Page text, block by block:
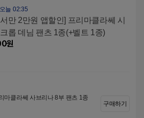
오늘 02:35
만 2만원 앱할인] 프리마클라쎄 시
롭 데님 팬츠 1종(+벨트 1종)
원
마클라쎄 사브리나 8부 팬츠 1종
구매하기